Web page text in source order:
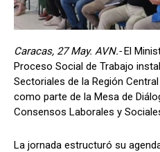
Caracas, 27 May. AVN.-El
Proceso Social de Trabajo
Sectoriales de la Región
como parte de la Mesa de
Consensos Laborales y
La jornada estructuró su